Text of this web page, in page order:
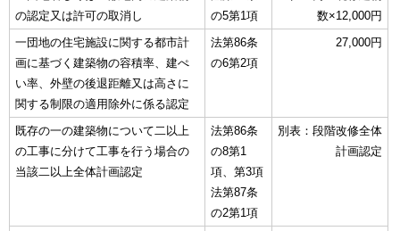
の認定又は許可の取消し
の5第1項
数×12,000円
一団地の住宅施設に関する都市計
画に基づく建築物の容積率、建ぺ
い率、外壁の後退距離又は高さに
関する制限の適用除外に係る認定
法第86条
の6第2項
27,000円
既存の一の建築物について二以上
の工事に分けて工事を行う場合の
当該二以上全体計画認定
法第86条
の8第1
項、第3項
法第87条
の2第1項
別表：段階改修全体
計画認定